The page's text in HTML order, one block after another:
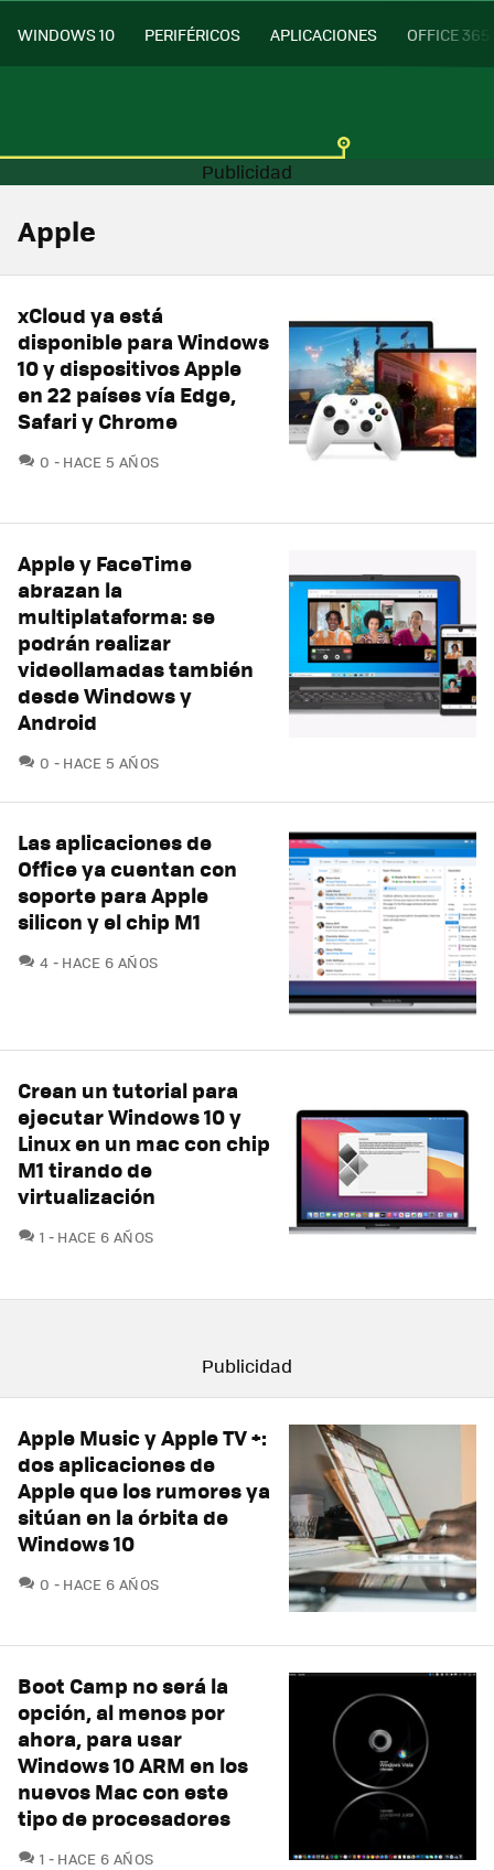
WINDOWS 10 PERIFÉRICOS APLICACIONES OFFICE 365
Apple
xCloud ya está
disponible para Windows
10 y dispositivos Apple
en 22 países vía Edge,
Safari y Chrome
0 COMENTARIOS
HACE 5 AÑOS
Apple y FaceTime
abrazan la
multiplataforma: se
podrán realizar
videollamadas también
desde Windows y
Android
0 COMENTARIOS
HACE 5 AÑOS
Las aplicaciones de
Office ya cuentan con
soporte para Apple
silicon y el chip M1
4 COMENTARIOS
HACE 6 AÑOS
Crean un tutorial para
ejecutar Windows 10 y
Linux en un mac con chip
M1 tirando de
virtualización
1 COMENTARIOS
HACE 6 AÑOS
Apple Music y Apple TV +:
dos aplicaciones de
Apple que los rumores ya
sitúan en la órbita de
Windows 10
0 COMENTARIOS
HACE 6 AÑOS
Boot Camp no será la
opción, al menos por
ahora, para usar
Windows 10 ARM en los
nuevos Mac con este
tipo de procesadores
1 COMENTARIOS
HACE 6 AÑOS